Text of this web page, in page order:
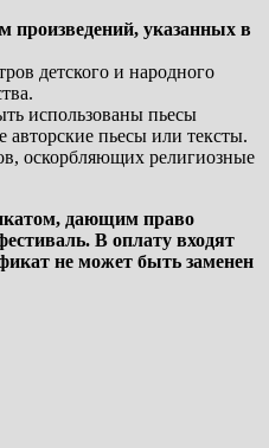
произведений, указанных в
детского и народного
использованы пьесы
пьесы или тексты.
оскорбляющих религиозные
дающим право
В оплату входят
не может быть заменен